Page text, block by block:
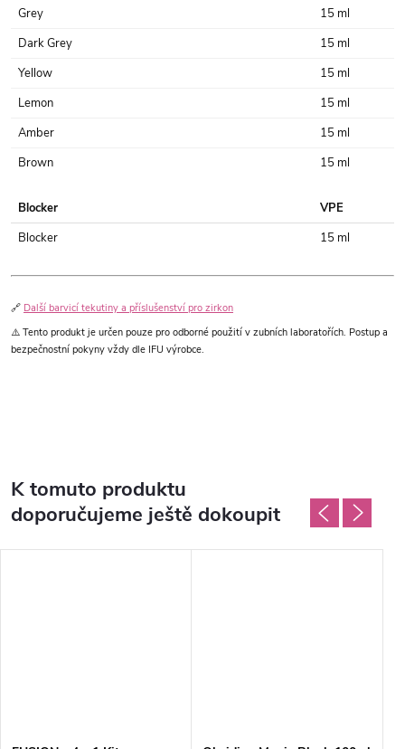
Grey
15 ml
Dark Grey
15 ml
Yellow
15 ml
Lemon
15 ml
Amber
15 ml
Brown
15 ml
Blocker
VPE
Blocker
15 ml
🔗 Další barvicí tekutiny a příslušenství pro zirkon
⚠️ Tento produkt je určen pouze pro odborné použití v zubních laboratořích. Postup a
bezpečnostní pokyny vždy dle IFU výrobce.
K tomuto produktu
doporučujeme ještě dokoupit